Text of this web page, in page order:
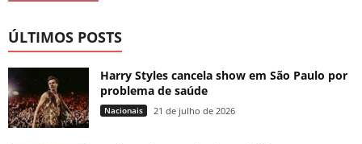
ÚLTIMOS POSTS
Harry Styles cancela show em São Paulo por
problema de saúde
Nacionais 21 de julho de 2026